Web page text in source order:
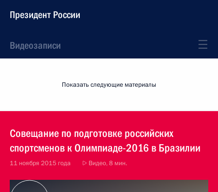
Президент России
Видеозаписи
Показать следующие материалы
Совещание по подготовке российских
спортсменов к Олимпиаде-2016 в Бразилии
11 ноября 2015 года Видео, 8 мин.